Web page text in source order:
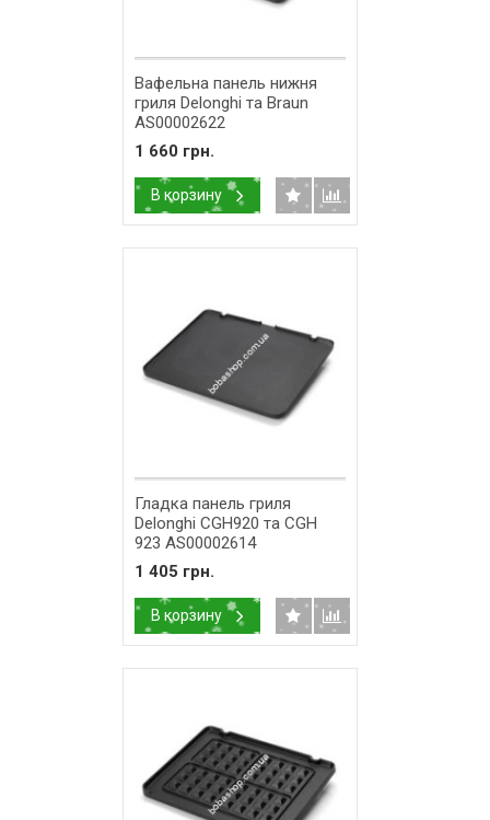
Вафельна панель нижня
гриля Delonghi та Braun
AS00002622
1 660 грн.
В корзину
Гладка панель гриля
Delonghi CGH920 та CGH
923 AS00002614
1 405 грн.
В корзину